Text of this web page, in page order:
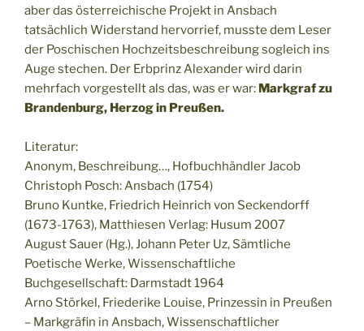
aber das österreichische Projekt in Ansbach
tatsächlich Widerstand hervorrief, musste dem Leser
der Poschischen Hochzeitsbeschreibung sogleich ins
Auge stechen. Der Erbprinz Alexander wird darin
mehrfach vorgestellt als das, was er war: Markgraf zu
Brandenburg, Herzog in Preußen.
Literatur:
Anonym, Beschreibung…, Hofbuchhändler Jacob
Christoph Posch: Ansbach (1754)
Bruno Kuntke, Friedrich Heinrich von Seckendorff
(1673-1763), Matthiesen Verlag: Husum 2007
August Sauer (Hg.), Johann Peter Uz, Sämtliche
Poetische Werke, Wissenschaftliche
Buchgesellschaft: Darmstadt 1964
Arno Störkel, Friederike Louise, Prinzessin in Preußen
– Markgräfin in Ansbach, Wissenschaftlicher